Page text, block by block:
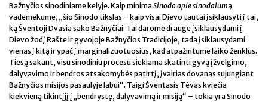
Bažnyčios sinodiniame kelyje. Kaip minimaSinodo apie sinodalumą
vademekume, „šio Sinodo tikslas – kaip visai Dievo tautai įsiklausyti į tai,
ką Šventoji Dvasia sako Bažnyčiai. Tai darome drauge įsiklausydami į
Dievo žodį Rašte ir gyvojoje Bažnyčios Tradicijoje, tada įsiklausydami
vienas į kitą ir ypač į marginalizuotuosius, kad atpažintume laiko ženklus.
Tiesą sakant, visu sinodiniu procesu siekiama skatinti gyvą įžvelgimo,
dalyvavimo ir bendros atsakomybės patirtį, įvairias dovanas sujungiant
Bažnyčios misijos pasaulyje labui“. Taigi Šventasis Tėvas kviečia
kiekvieną tikintįjį į „bendrystę, dalyvavimą ir misiją“ – tokia yra Sinodo